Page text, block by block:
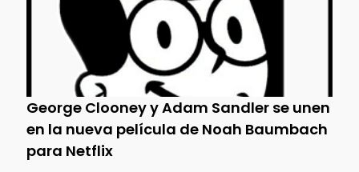
George Clooney y Adam Sandler se unen
en la nueva película de Noah Baumbach
para Netflix